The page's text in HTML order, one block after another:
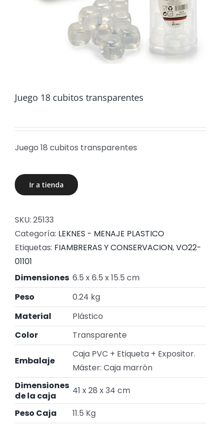
Juego 18 cubitos transparentes
Juego 18 cubitos transparentes
Ir a tienda
SKU: 25133
Categoría: LEKNES - MENAJE PLASTICO
Etiquetas: FIAMBRERAS Y CONSERVACION,VO22-
01101
Dimensiones 6.5 x 6.5 x 15.5 cm
Peso
0.24 kg
Material
Plástico
Color
Transparente
Embalaje
Caja PVC + Etiqueta + Expositor.
Máster: Caja marrón
Dimensiones
de la caja
41 x 28 x 34 cm
Peso Caja
11.5 Kg